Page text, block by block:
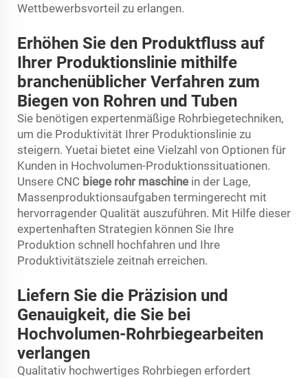
Wettbewerbsvorteil zu erlangen.
Erhöhen Sie den Produktfluss auf
Ihrer Produktionslinie mithilfe
branchenüblicher Verfahren zum
Biegen von Rohren und Tuben
Sie benötigen expertenmäßige Rohrbiegetechniken,
um die Produktivität Ihrer Produktionslinie zu
steigern. Yuetai bietet eine Vielzahl von Optionen für
Kunden in Hochvolumen-Produktionssituationen.
Unsere CNC biege rohr maschine in der Lage,
Massenproduktionsaufgaben termingerecht mit
hervorragender Qualität auszuführen. Mit Hilfe dieser
expertenhaften Strategien können Sie Ihre
Produktion schnell hochfahren und Ihre
Produktivitätsziele zeitnah erreichen.
Liefern Sie die Präzision und
Genauigkeit, die Sie bei
Hochvolumen-Rohrbiegearbeiten
verlangen
Qualitativ hochwertiges Rohrbiegen erfordert